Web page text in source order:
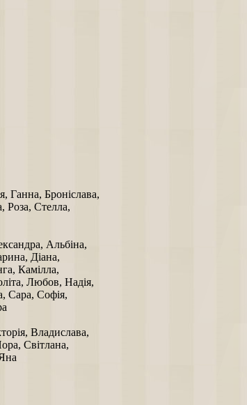
Ганна, Броніслава,
Роза, Стелла,
Альбіна,
Діана,
Камілла,
Любов, Надія,
Сара, Софія,
Владислава,
Світлана,